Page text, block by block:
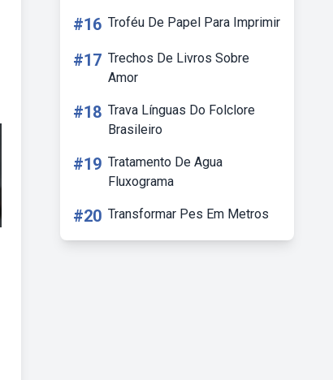
#16 Troféu De Papel Para Imprimir
#17 Trechos De Livros Sobre
Amor
#18 Trava Línguas Do Folclore
Brasileiro
#19 Tratamento De Agua
Fluxograma
#20 Transformar Pes Em Metros